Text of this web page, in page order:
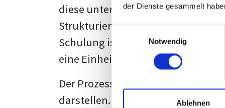
der Dienste gesammelt
Notwendig
Ablehnen
diese unter Zuhilfenahme von
Strukturierung ist ebenso
Schulung ist so konzipiert, dass
eine Einheitslösung zu bieten.
Der Prozess des
darstellen. Jedoch, ausgestattet